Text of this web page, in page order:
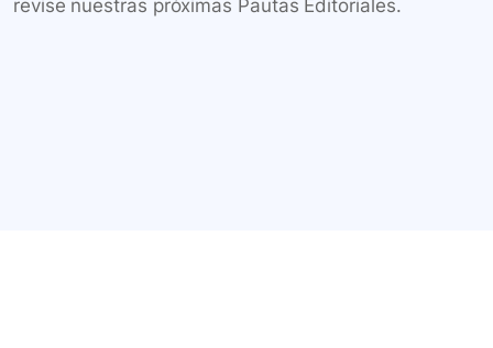
revise nuestras próximas Pautas Editoriales.